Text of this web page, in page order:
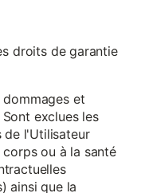
droits de garantie
et
exclues les
de l'Utilisateur
ou à la santé
ainsi que la